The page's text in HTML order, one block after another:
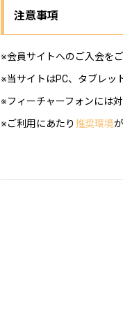
注意事項
※会員サイトへのご入会を
※当サイトはPC、タブレッ
※フィーチャーフォンには
※ご利用にあたり 推奨環境